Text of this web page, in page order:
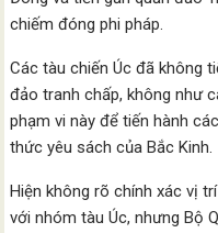
chiếm đóng phi pháp.
Các tàu chiến Úc đã không
đảo tranh chấp, không như
phạm vi này để tiến hành
thức yêu sách của Bắc Kinh.
Hiện không rõ chính xác vị
với nhóm tàu Úc, nhưng Bộ